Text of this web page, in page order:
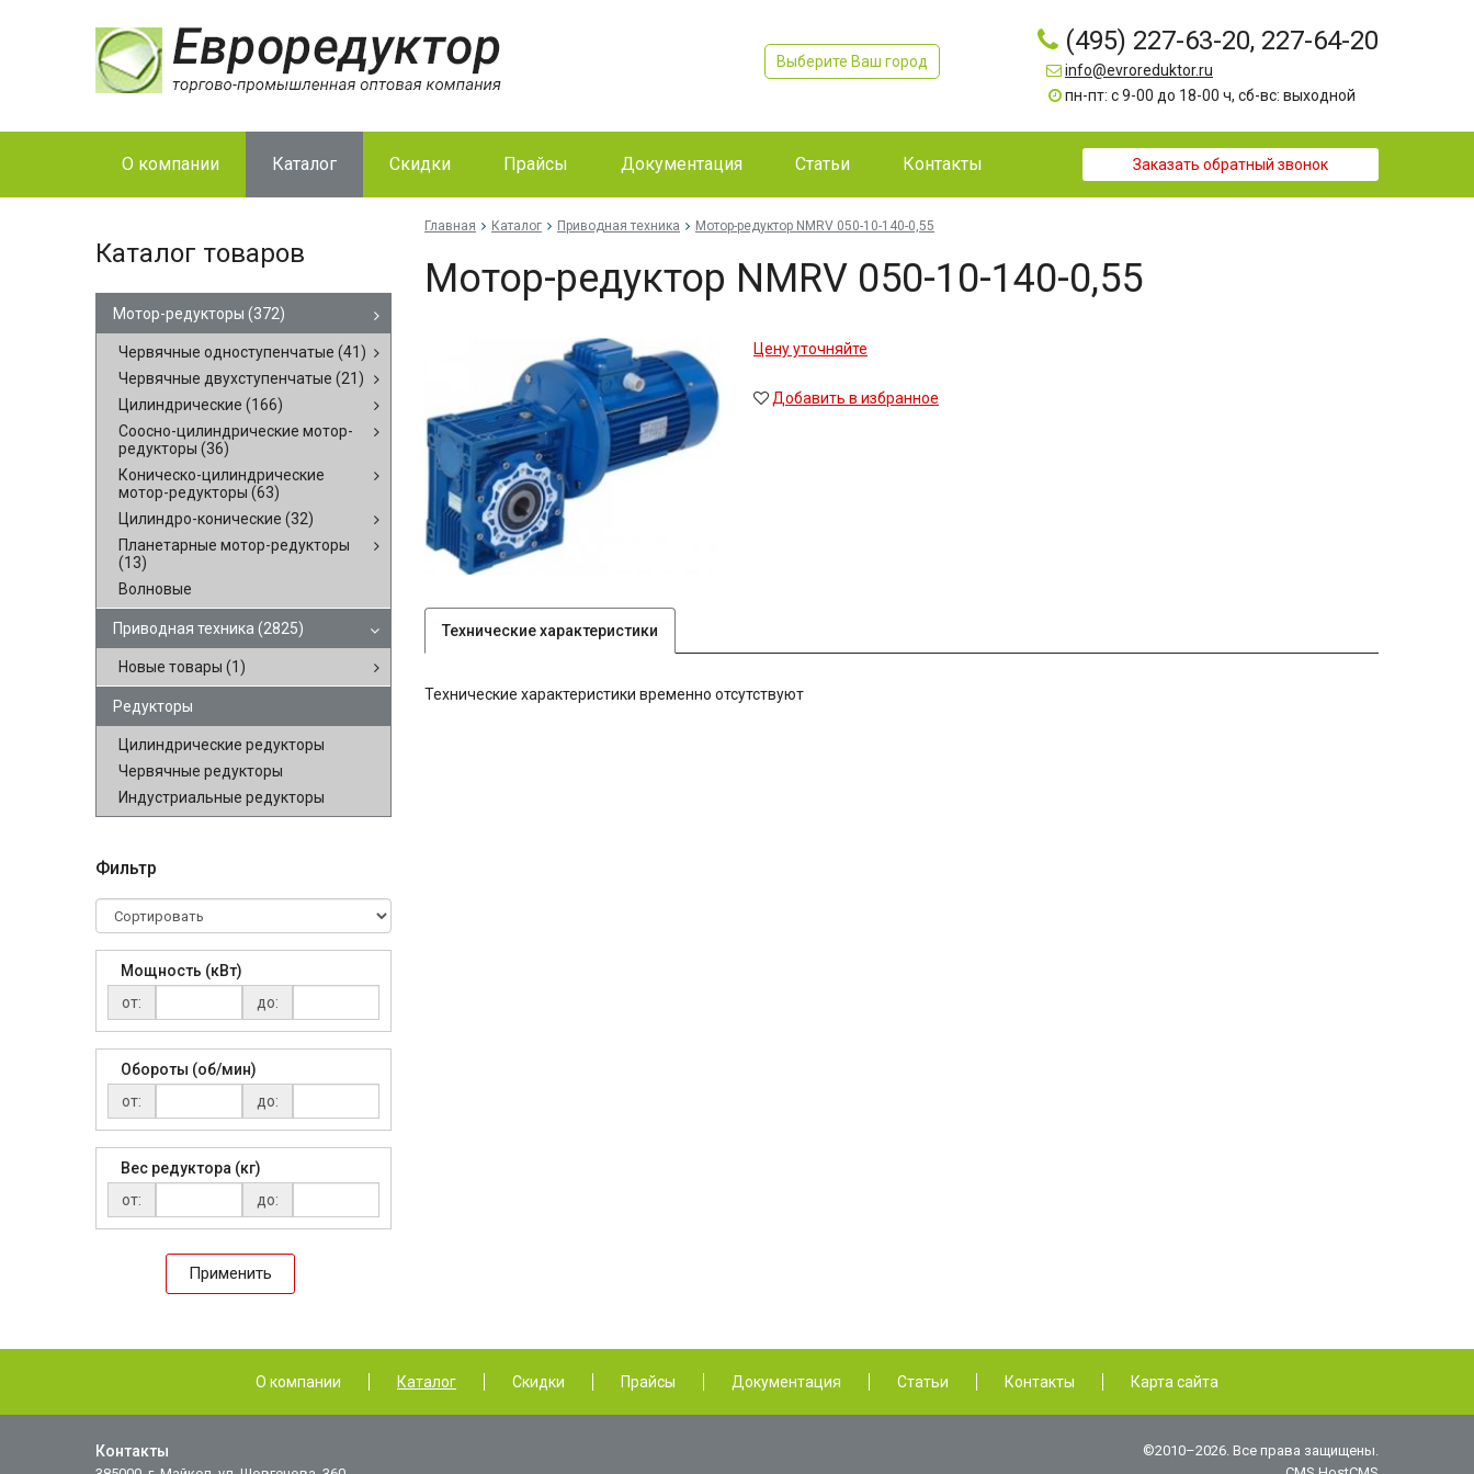
Выберите Ваш город
(495) 227-63-20, 227-64-20
info@evroreduktor.ru
пн-пт: с 9-00 до 18-00 ч, сб-вс: выходной
О компании Каталог Скидки Прайсы Документация Статьи Контакты Заказать обратный звонок
Каталог товаров
Мотор-редукторы (372)
Червячные одноступенчатые (41)
Червячные двухступенчатые (21)
Цилиндрические (166)
Соосно-цилиндрические мотор-
редукторы (36)
Коническо-цилиндрические
мотор-редукторы (63)
Цилиндро-конические (32)
Планетарные мотор-редукторы
(13)
Волновые
Приводная техника (2825)
Новые товары (1)
Редукторы
Цилиндрические редукторы
Червячные редукторы
Индустриальные редукторы
Фильтр
Мощность (кВт)
от:
до:
Обороты (об/мин)
от:
до:
Вес редуктора (кг)
от:
до:
Применить
Главная Каталог Приводная техника Мо­тор-ре­дук­тор NMRV 050-10-140-0,55
Мо­тор-ре­дук­тор NMRV 050-10-140-0,55
Цену уточняйте
Добавить в избранное
Технические характеристики
Технические характеристики временно отсутствуют
О компании Каталог Скидки Прайсы Документация Статьи Контакты Карта сайта
Контакты
©2010–2026. Все права защищены.